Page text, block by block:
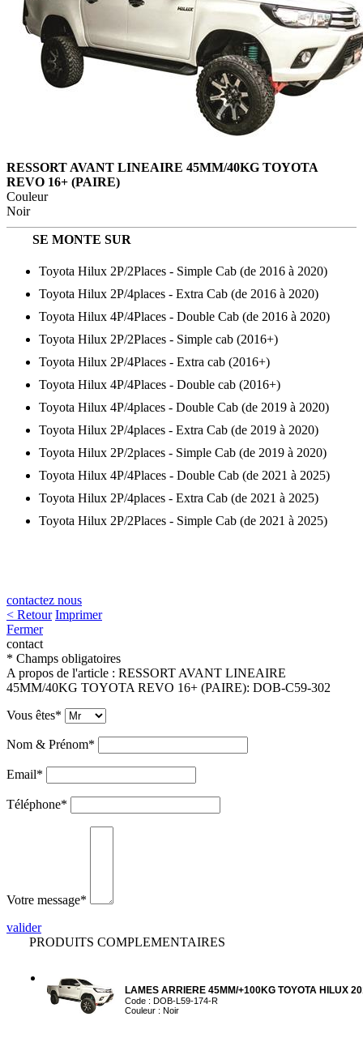
RESSORT AVANT LINEAIRE 45MM/40KG TOYOTA
REVO 16+ (PAIRE)
Couleur
Noir
SE MONTE SUR
Toyota Hilux 2P/2Places - Simple Cab (de 2016 à 2020)
Toyota Hilux 2P/4places - Extra Cab (de 2016 à 2020)
Toyota Hilux 4P/4Places - Double Cab (de 2016 à 2020)
Toyota Hilux 2P/2Places - Simple cab (2016+)
Toyota Hilux 2P/4Places - Extra cab (2016+)
Toyota Hilux 4P/4Places - Double cab (2016+)
Toyota Hilux 4P/4places - Double Cab (de 2019 à 2020)
Toyota Hilux 2P/4places - Extra Cab (de 2019 à 2020)
Toyota Hilux 2P/2places - Simple Cab (de 2019 à 2020)
Toyota Hilux 4P/4Places - Double Cab (de 2021 à 2025)
Toyota Hilux 2P/4places - Extra Cab (de 2021 à 2025)
Toyota Hilux 2P/2Places - Simple Cab (de 2021 à 2025)
contactez nous
< Retour Imprimer
Fermer
contact
* Champs obligatoires
A propos de l'article : RESSORT AVANT LINEAIRE
45MM/40KG TOYOTA REVO 16+ (PAIRE): DOB-C59-302
Vous êtes*
Nom & Prénom*
Email*
Téléphone*
Votre message*
valider
PRODUITS COMPLEMENTAIRES
LAMES ARRIERE 45MM/+100KG TOYOTA HILUX
Code : DOB-L59-174-R
Couleur : Noir